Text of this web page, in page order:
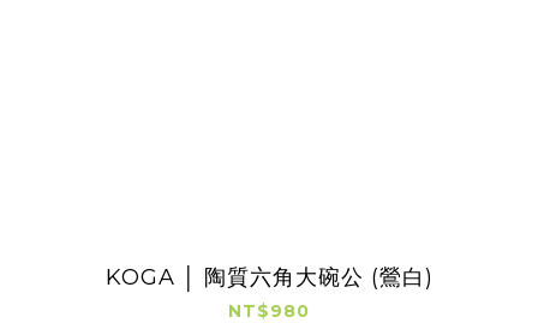
KOGA │ 陶質六角大碗公 (鶯白)
NT$980